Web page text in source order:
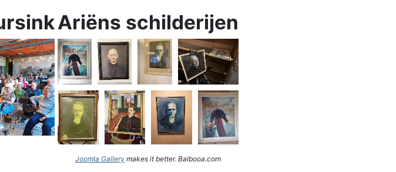
Ariëns schilderijen
Joomla Gallery makes it better. Balbooa.com